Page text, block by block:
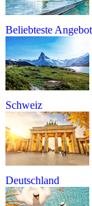
Beliebteste
Schweiz
Deutschland